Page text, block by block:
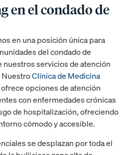
en el condado de
en una posición única para
del condado de
nuestros servicios de atención
NuestroClínica de Medicina
ofrece opciones de atención
con enfermedades crónicas
de hospitalización, ofreciendo
cómodo y accesible.
se desplazan por toda el